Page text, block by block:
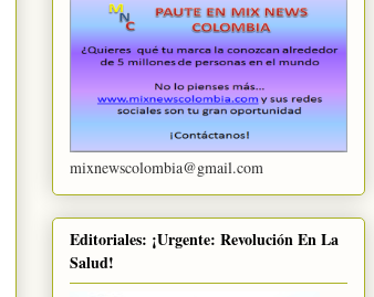
mixnewscolombia@gmail.com
Editoriales: ¡Urgente: Revolución En La
Salud!